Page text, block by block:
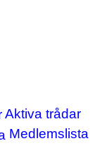
Aktiva trådar
Medlemslista